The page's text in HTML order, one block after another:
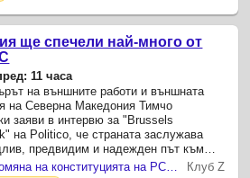
ще спечели най-много от
11 часа
на външните работи и външната
на Северна Македония Тимчо
заяви в интервю за "Brussels
на Politico, че страната заслужава
предвидим и надежден път към
членство в Европейския съюз.Клуб Z